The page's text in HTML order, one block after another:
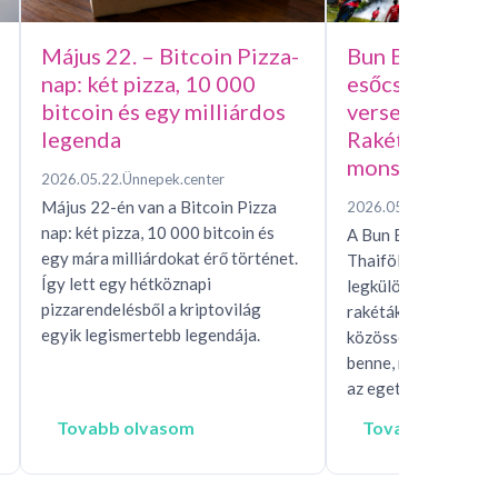
Május 22. – Bitcoin Pizza-
nap: két pizza, 10 000
bitcoin és egy milliárdos
legenda
2026.05.22.Ünnepek.center
Május 22-én van a Bitcoin Pizza
nap: két pizza, 10 000 bitcoin és
egy mára milliárdokat érő történet.
Így lett egy hétköznapi
pizzarendelésből a kriptovilág
egyik legismertebb legendája.
Tovabb olvasom
Bun Bang Fai –
esőcsináló
versenye,
monszunért
2026.05.15.
A Bun Bang Fai
Thaiföld és Laosz
legkülönösebb
rakéták, mítoszok,
közösségi rítusok
benne, miközben
az eget, hogy…
Tovabb